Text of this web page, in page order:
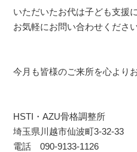
いただいたお代は子ども支援
お気軽にお問い合わせください
今月も皆様のご来所を心より
HSTI・AZU骨格調整所
埼玉県川越市仙波町3-32-33
電話 090-9133-1126